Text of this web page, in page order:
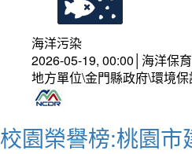
海洋污染
2026-05-19, 00:00│海洋保
地方單位\金門縣政府\環境
校園榮譽榜:桃園